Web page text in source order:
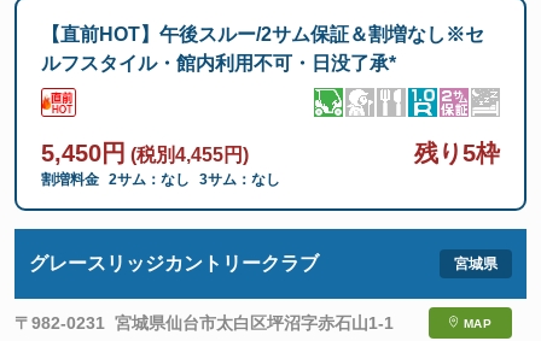
【直前HOT】午後スルー/2サム保証＆割増なし※セ
ルフスタイル・館内利用不可・日没了承*
5,450円 (税別4,455円) 残り5枠
割増料金 2サム：なし 3サム：なし
グレースリッジカントリークラブ
〒982-0231 宮城県仙台市太白区坪沼字赤石山1-1 MAP